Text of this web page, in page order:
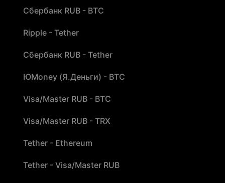
Сбербанк RUB - BTC
Ripple - Tether
Сбербанк RUB - Tether
ЮMoney (Я.Деньги) - BTC
Visa/Master RUB - BTC
Visa/Master RUB - TRX
Tether - Ethereum
Tether - Visa/Master RUB